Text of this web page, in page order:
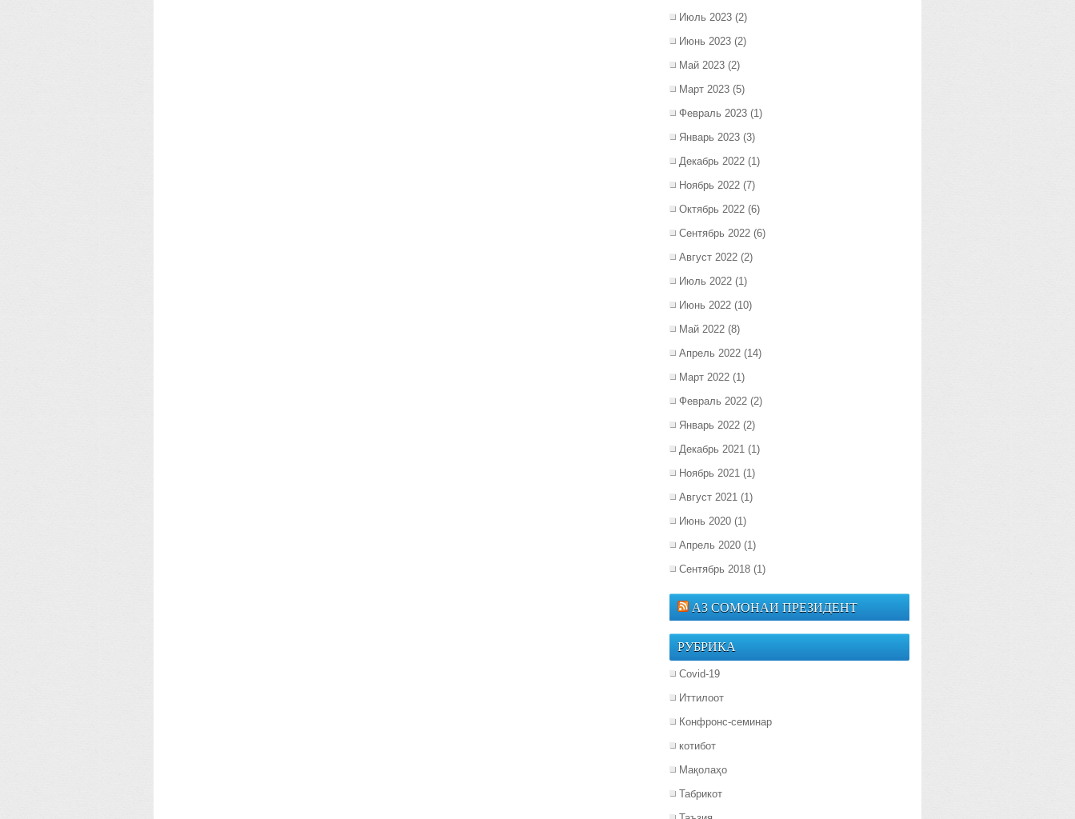
Июль 2023 (2)
Июнь 2023 (2)
Май 2023 (2)
Март 2023 (5)
Февраль 2023 (1)
Январь 2023 (3)
Декабрь 2022 (1)
Ноябрь 2022 (7)
Октябрь 2022 (6)
Сентябрь 2022 (6)
Август 2022 (2)
Июль 2022 (1)
Июнь 2022 (10)
Май 2022 (8)
Апрель 2022 (14)
Март 2022 (1)
Февраль 2022 (2)
Январь 2022 (2)
Декабрь 2021 (1)
Ноябрь 2021 (1)
Август 2021 (1)
Июнь 2020 (1)
Апрель 2020 (1)
Сентябрь 2018 (1)
АЗ СОМОНАИ ПРЕЗИДЕНТ
РУБРИКА
Covid-19
Иттилоот
Конфронс-семинар
котибот
Мақолаҳо
Табрикот